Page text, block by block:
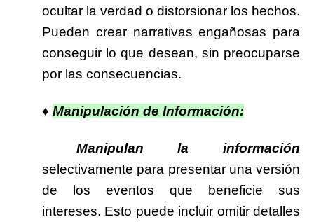
ocultar la verdad o distorsionar los hechos.
Pueden crear narrativas engañosas para
conseguir lo que desean, sin preocuparse
por las consecuencias.
♦ Manipulación de Información:
Manipulan la información
selectivamente para presentar una versión
de los eventos que beneficie sus
intereses. Esto puede incluir omitir detalles